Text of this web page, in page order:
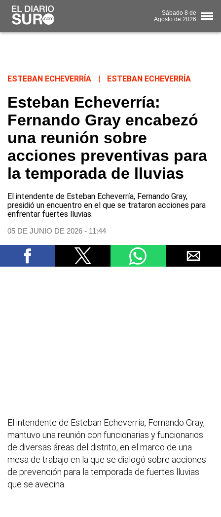
Sábado 8 de
Agosto de 2026
ESTEBAN ECHEVERRÍA ESTEBAN ECHEVERRÍA
Esteban Echeverría:
Fernando Gray encabezó
una reunión sobre
acciones preventivas para
la temporada de lluvias
El intendente de Esteban Echeverría, Fernando Gray,
presidió un encuentro en el que se trataron acciones para
enfrentar fuertes lluvias.
05 DE JUNIO DE 2026 - 11:44
El intendente de Esteban Echeverría, Fernando Gray,
mantuvo una reunión con funcionarias y funcionarios
de diversas áreas del distrito, en el marco de una
mesa de trabajo en la que se dialogó sobre acciones
de prevención para la temporada de fuertes lluvias
que se avecina.